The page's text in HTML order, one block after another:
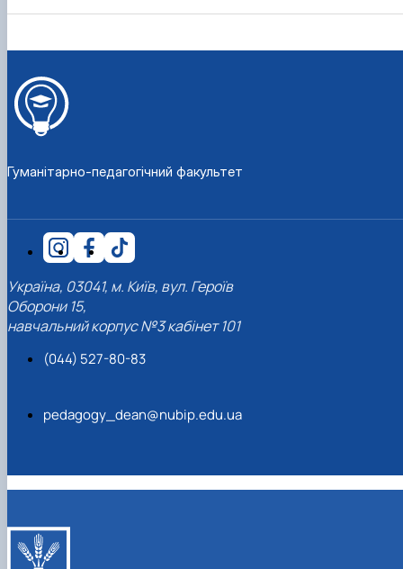
Гуманітарно-педагогічний факультет
Україна, 03041, м. Київ, вул. Героїв
Оборони 15,
навчальний корпус №3 кабінет 101
(044) 527-80-83
pedagogy_dean@nubip.edu.ua